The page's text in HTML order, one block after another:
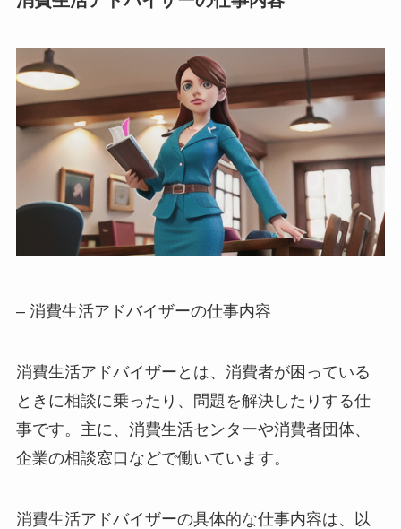
– 消費生活アドバイザーの仕事内容
消費生活アドバイザーとは、消費者が困っている
ときに相談に乗ったり、問題を解決したりする仕
事です。主に、消費生活センターや消費者団体、
企業の相談窓口などで働いています。
消費生活アドバイザーの具体的な仕事内容は、以